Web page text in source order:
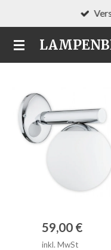
Hauptinhalt
springen
59,00 €
inkl. MwSt